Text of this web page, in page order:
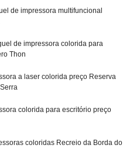
de impressora multifuncional
de impressora colorida para
Thon
a laser colorida preço Reserva
colorida para escritório preço
coloridas Recreio da Borda do